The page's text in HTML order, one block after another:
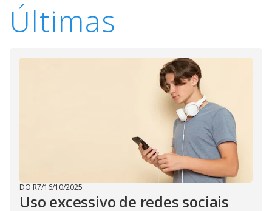
Últimas
DO R7/16/10/2025
Uso excessivo de redes sociais